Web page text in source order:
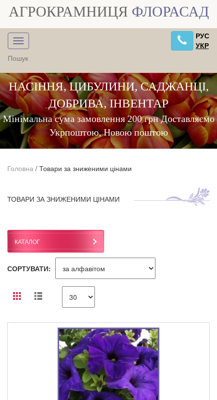
АГРОКРАМНИЦЯ ФЛОРАСАД
РУС
УКР
НАСІННЯ, ЦИБУЛИНИ, САДЖАНЦІ,
ДОБРИВА, ІНВЕНТАР
Мінімальна сума замовлення 200 грн Доставляємо
Укрпоштою, Новою поштою
Головна / Товари за зниженими цінами
ТОВАРИ ЗА ЗНИЖЕНИМИ ЦІНАМИ
КАТАЛОГ
СОРТУВАТИ: